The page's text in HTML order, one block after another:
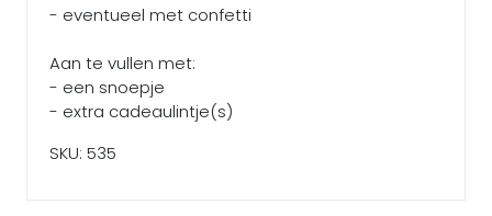
- eventueel met confetti
Aan te vullen met:
- een snoepje
- extra cadeaulintje(s)
SKU: 535